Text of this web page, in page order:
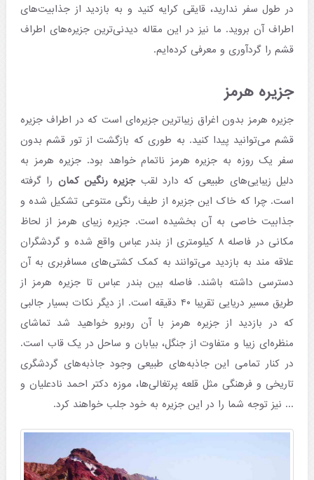
در طول سفر ندارید، قایقی کرایه کنید و به بازدید از جذابیت‌های
اطراف آن بروید. ما نیز در این مقاله دیدنی‌ترین جزیره‌های اطراف
قشم را گردآوری و معرفی کرده‌ایم.
جزیره هرمز
جزیره هرمز بدون اغراق زیباترین جزیره‌ای است که در اطراف جزیره
قشم می‌توانید پیدا کنید. به طوری که بازگشت از تور قشم بدون
سفر یک روزه به جزیره هرمز ناتمام خواهد بود. جزیره هرمز به
دلیل زیبایی‌های طبیعی که دارد لقبجزیره رنگین‌ کمان را گرفته
است. چرا که خاک این جزیره از طیف رنگی متنوعی تشکیل شده و
جذابیت خاصی به آن بخشیده است. جزیره زیبای هرمز از لحاظ
مکانی در فاصله ۸ کیلومتری از بندر عباس واقع شده و گردشگران
علاقه مند به بازدید می‌توانند به کمک کشتی‌های مسافربری به آن
دسترسی داشته باشند. فاصله بین بندر عباس تا جزیره هرمز از
طریق مسیر دریایی تقریبا ۴۰ دقیقه است. از دیگر نکات بسیار جالبی
که در بازدید از جزیره هرمز با آن روبرو خواهید شد تماشای
منظره‌ای زیبا و متفاوت از جنگل، بیابان و ساحل در یک قاب است.
در کنار تمامی این جاذبه‌های طبیعی وجود جاذبه‌های گردشگری
تاریخی و فرهنگی مثل قلعه پرتغالی‌ها، موزه دکتر احمد نادعلیان و
... نیز توجه شما را در این جزیره به خود جلب خواهند کرد.